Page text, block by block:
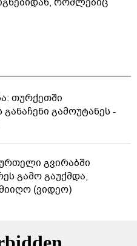
თურქეთში
გამოუტანეს -
გვირაბში
გამო გაუქმდა,
(ვიდეო)